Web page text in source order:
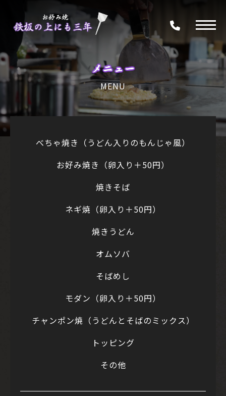
メニュー
MENU
べちゃ焼き（うどん入りのもんじゃ風）
お好み焼き（卵入り＋50円）
焼きそば
ネギ焼（卵入り＋50円）
焼きうどん
オムソバ
そばめし
モダン（卵入り＋50円）
チャンポン焼（うどんとそばのミックス）
トッピング
その他